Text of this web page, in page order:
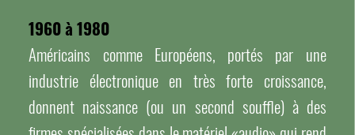
1960 à 1980
Américains comme Européens, portés par une
industrie électronique en très forte croissance,
donnent naissance (ou un second souffle) à des